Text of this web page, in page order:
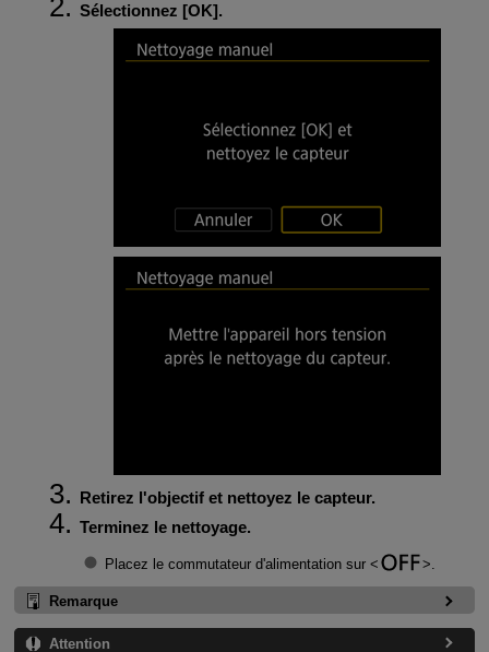
Sélectionnez [OK].
Retirez l'objectif et nettoyez le capteur.
Terminez le nettoyage.
Placez le commutateur d'alimentation sur
Remarque
Attention